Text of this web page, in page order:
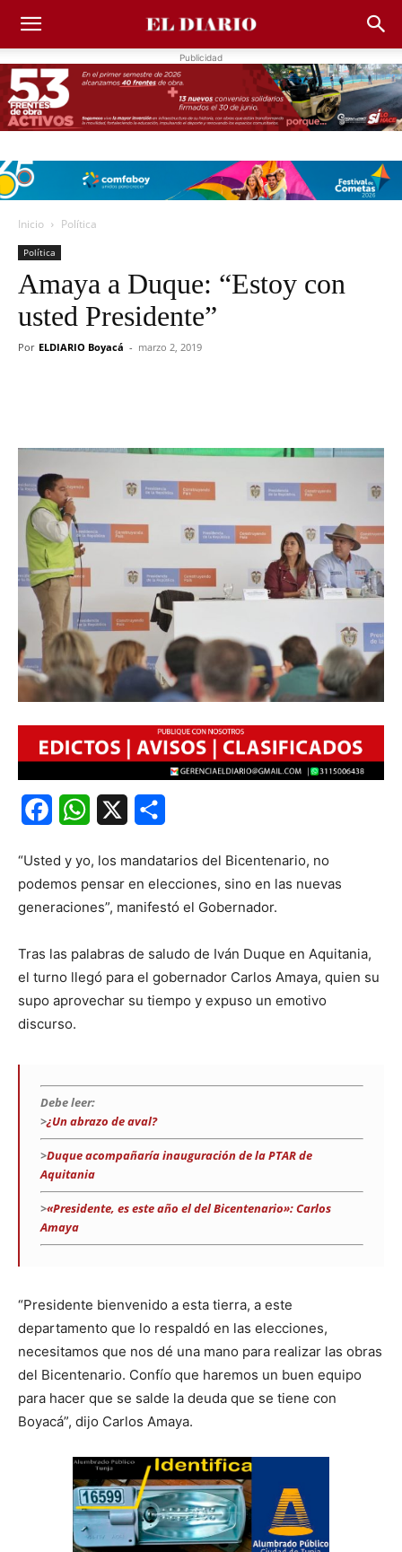
Publicidad
Inicio Política
Política
Amaya a Duque: “Estoy con
usted Presidente”
Por ELDIARIO Boyacá - marzo 2, 2019
FacebookWhatsApp
“Usted y yo, los mandatarios del Bicentenario, no
podemos pensar en elecciones, sino en las nuevas
generaciones”, manifestó el Gobernador.
Tras las palabras de saludo de Iván Duque en Aquitania,
el turno llegó para el gobernador Carlos Amaya, quien su
supo aprovechar su tiempo y expuso un emotivo
discurso.
Debe leer:
>¿Un abrazo de aval?
>Duque acompañaría inauguración de la PTAR de
Aquitania
>«Presidente, es este año el del Bicentenario»: Carlos
Amaya
“Presidente bienvenido a esta tierra, a este
departamento que lo respaldó en las elecciones,
necesitamos que nos dé una mano para realizar las obras
del Bicentenario. Confío que haremos un buen equipo
para hacer que se salde la deuda que se tiene con
Boyacá”, dijo Carlos Amaya.